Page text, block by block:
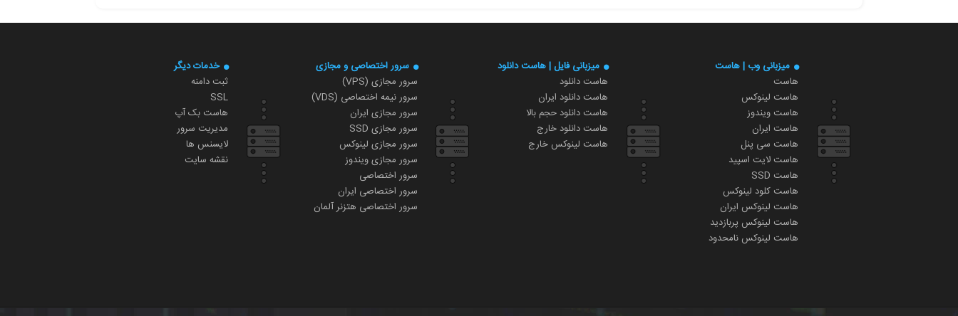
میزبانی وب | هاست
هاست
هاست لینوکس
هاست ویندوز
هاست ایران
هاست سی پنل
هاست لایت اسپید
هاست SSD
هاست کلود لینوکس
هاست لینوکس ایران
هاست لینوکس پربازدید
هاست لینوکس نامحدود
میزبانی فایل | هاست دانلود
هاست دانلود
هاست دانلود ایران
هاست دانلود حجم بالا
هاست دانلود خارج
هاست لینوکس خارج
سرور اختصاصی و مجازی
سرور مجازی (VPS)
سرور نیمه اختصاصی (VDS)
سرور مجازی ایران
سرور مجازی SSD
سرور مجازی لینوکس
سرور مجازی ویندوز
سرور اختصاصی
سرور اختصاصی ایران
سرور اختصاصی هتزنر آلمان
خدمات دیگر
ثبت دامنه
SSL
هاست بک آپ
مدیریت سرور
لایسنس ها
نقشه سایت